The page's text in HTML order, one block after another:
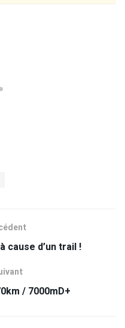
cause d’un trail !
/ 7000mD+